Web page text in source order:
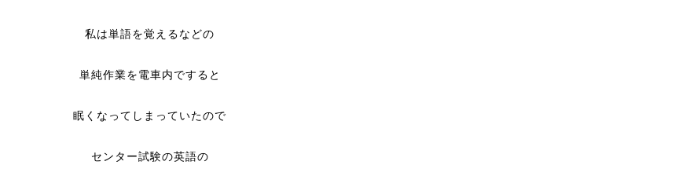
私は単語を覚えるなどの
単純作業を電車内ですると
眠くなってしまっていたので
センター試験の英語の